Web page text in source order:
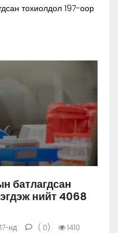
тохиолдол 197-оор
батлагдсан
нийт 4068
нд ( 0) 1410